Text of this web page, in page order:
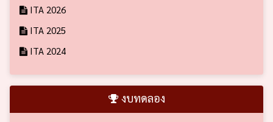
ITA 2026
ITA 2025
ITA 2024
งบทดลอง